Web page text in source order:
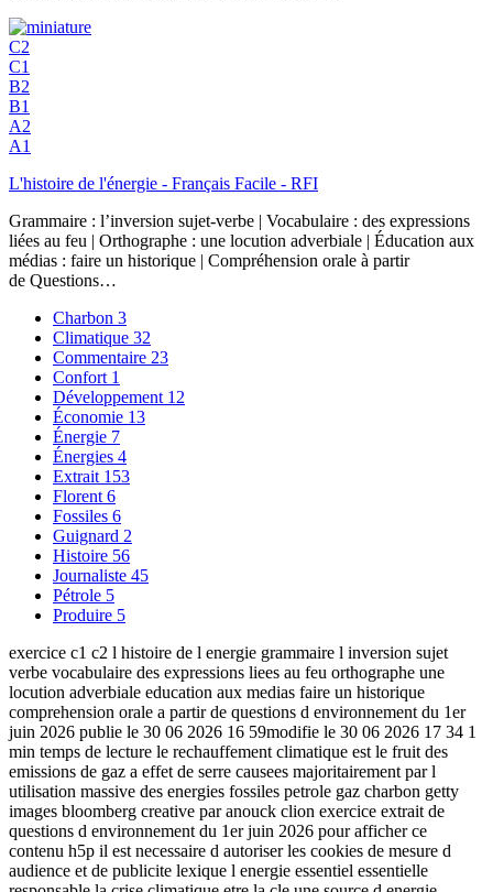
C2
C1
B2
B1
A2
A1
L'histoire de l'énergie - Français Facile - RFI
Grammaire : l’inversion sujet-verbe | Vocabulaire : des expressions
liées au feu | Orthographe : une locution adverbiale | Éducation aux
médias : faire un historique | Compréhension orale à partir
de Questions…
Charbon 3
Climatique 32
Commentaire 23
Confort 1
Développement 12
Économie 13
Énergie 7
Énergies 4
Extrait 153
Florent 6
Fossiles 6
Guignard 2
Histoire 56
Journaliste 45
Pétrole 5
Produire 5
exercice c1 c2 l histoire de l energie grammaire l inversion sujet
verbe vocabulaire des expressions liees au feu orthographe une
locution adverbiale education aux medias faire un historique
comprehension orale a partir de questions d environnement du 1er
juin 2026 publie le 30 06 2026 16 59modifie le 30 06 2026 17 34 1
min temps de lecture le rechauffement climatique est le fruit des
emissions de gaz a effet de serre causees majoritairement par l
utilisation massive des energies fossiles petrole gaz charbon getty
images bloomberg creative par anouck clion exercice extrait de
questions d environnement du 1er juin 2026 pour afficher ce
contenu h5p il est necessaire d autoriser les cookies de mesure d
audience et de publicite lexique l energie essentiel essentielle